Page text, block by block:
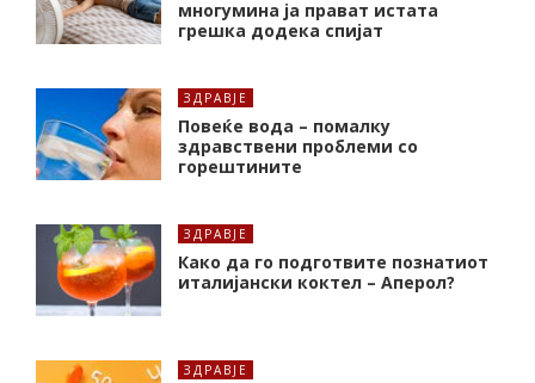
многумина ја прават истата
грешка додека спијат
ЗДРАВЈЕ
Повеќе вода – помалку
здравствени проблеми со
горештините
ЗДРАВЈЕ
Како да го подготвите познатиот
италијански коктел – Аперол?
ЗДРАВЈЕ